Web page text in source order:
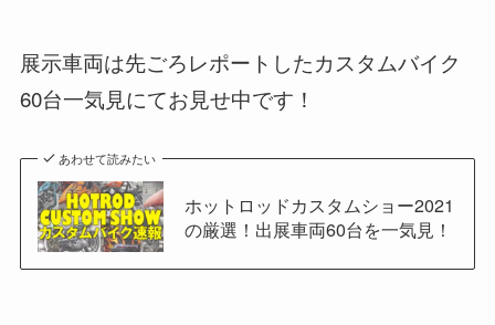
展示車両は先ごろレポートしたカスタムバイク
60台一気見にてお見せ中です！
あわせて読みたい
ホットロッドカスタムショー2021
の厳選！出展車両60台を一気見！